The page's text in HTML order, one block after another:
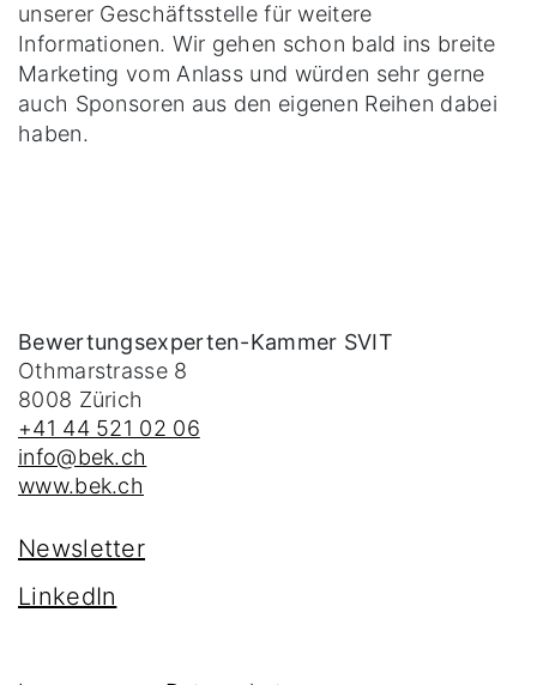
unserer Geschäftsstelle für weitere
Informationen. Wir gehen schon bald ins breite
Marketing vom Anlass und würden sehr gerne
auch Sponsoren aus den eigenen Reihen dabei
haben.
Bewertungsexperten-Kammer SVIT
Othmarstrasse 8
8008 Zürich
+41 44 521 02 06
info@bek.ch
www.bek.ch
Newsletter
LinkedIn